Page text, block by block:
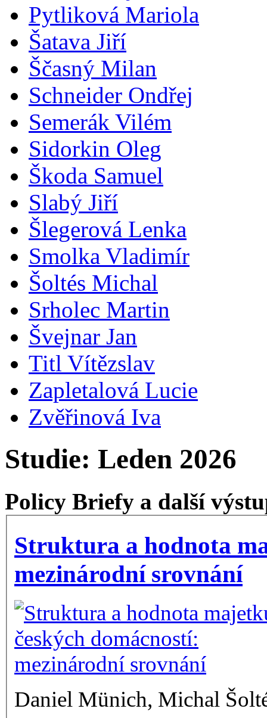
Pytliková Mariola
Šatava Jiří
Ščasný Milan
Schneider Ondřej
Semerák Vilém
Sidorkin Oleg
Škoda Samuel
Slabý Jiří
Šlegerová Lenka
Smolka Vladimír
Šoltés Michal
Srholec Martin
Švejnar Jan
Titl Vítězslav
Zapletalová Lucie
Zvěřinová Iva
Studie: Leden 2026
Policy Briefy a další
Struktura a hodnota
mezinárodní srovnání
Daniel Münich, Michal